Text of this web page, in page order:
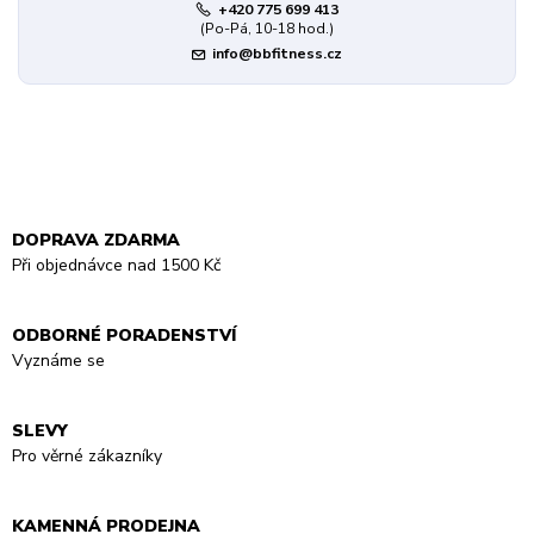
+420 775 699 413
(Po-Pá, 10-18 hod.)
info@bbfitness.cz
DOPRAVA ZDARMA
Při objednávce nad 1500 Kč
ODBORNÉ PORADENSTVÍ
Vyznáme se
SLEVY
Pro věrné zákazníky
KAMENNÁ PRODEJNA